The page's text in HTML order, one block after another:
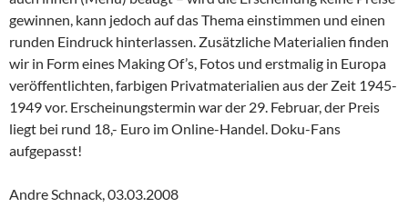
gewinnen, kann jedoch auf das Thema einstimmen und einen
runden Eindruck hinterlassen. Zusätzliche Materialien finden
wir in Form eines Making Of’s, Fotos und erstmalig in Europa
veröffentlichten, farbigen Privatmaterialien aus der Zeit 1945-
1949 vor. Erscheinungstermin war der 29. Februar, der Preis
liegt bei rund 18,- Euro im Online-Handel. Doku-Fans
aufgepasst!
Andre Schnack, 03.03.2008